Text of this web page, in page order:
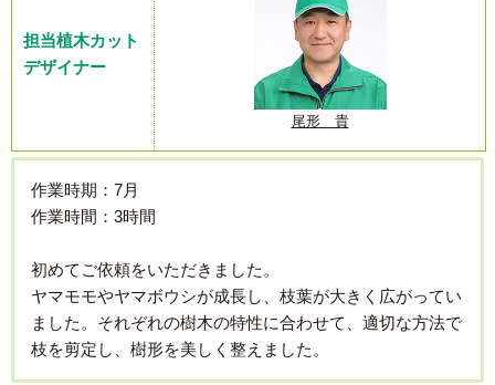
担当植木カット
デザイナー
尾形 貴
作業時期：7月
作業時間：3時間
初めてご依頼をいただきました。
ヤマモモやヤマボウシが成長し、枝葉が大きく広がってい
ました。それぞれの樹木の特性に合わせて、適切な方法で
枝を剪定し、樹形を美しく整えました。